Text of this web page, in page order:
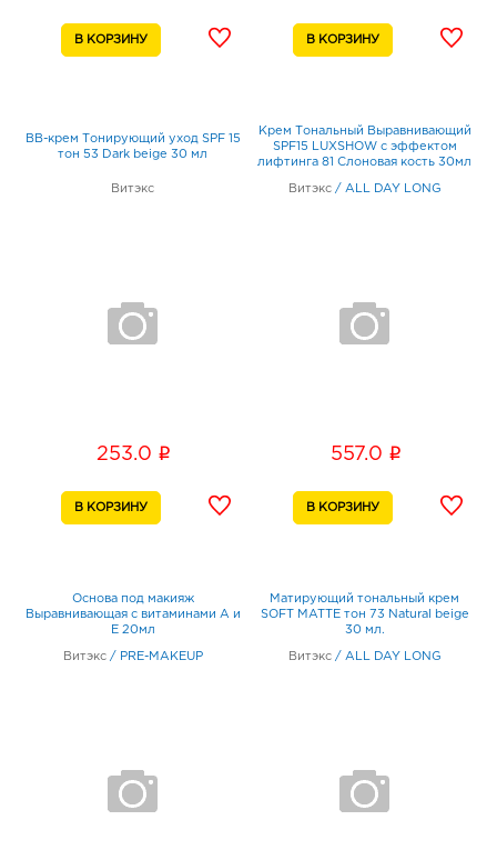
BB-крем Тонирующий уход SPF 15
тон 53 Dark beige 30 мл
Витэкс
253.0 i
Крем Тональный Выравнивающий
SPF15 LUXSHOW с эффектом
лифтинга 81 Слоновая кость 30мл
Витэкс / ALL DAY LONG
557.0 i
Основа под макияж
Выравнивающая с витаминами А и
Е 20мл
Витэкс / PRE-MAKEUP
Матирующий тональный крем
SOFT MATTE тон 73 Natural beige
30 мл.
Витэкс / ALL DAY LONG